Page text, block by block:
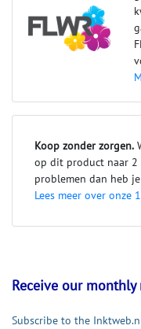
Koop zonder zorgen.
op dit product naar 2
problemen dan heb
Lees meer over onze
Receive our
Subscribe to the